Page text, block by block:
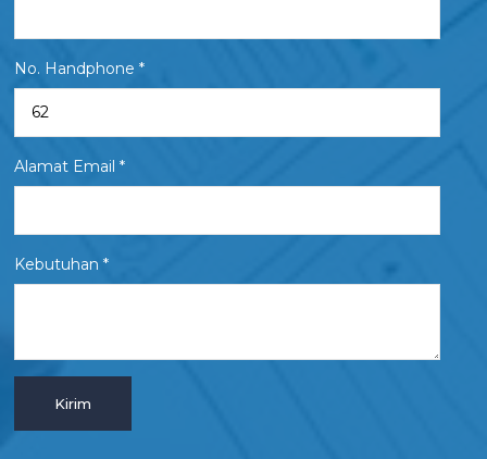
No. Handphone *
Alamat Email *
Kebutuhan *